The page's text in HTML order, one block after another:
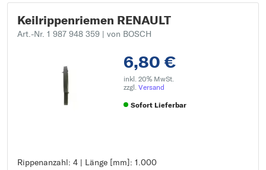
Keilrippenriemen RENAULT
Art.-Nr. 1 987 948 359 | von BOSCH
6,80 €
inkl. 20% MwSt.
zzgl. Versand
Sofort Lieferbar
Rippenanzahl: 4 | Länge [mm]: 1.000
Rippenanzahl: 4